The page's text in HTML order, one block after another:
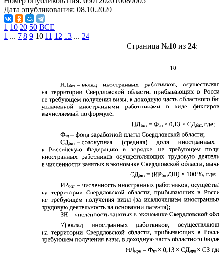
Дата опубликования: 08.10.2020
1 10 20 50 ВСЕ
1 ... 7 8 9 10 11 12 13 ... 24
Страница №10из 24: